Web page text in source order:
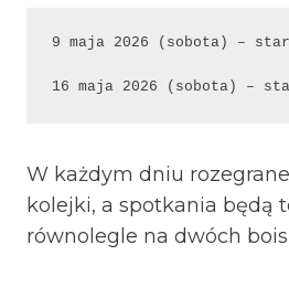
9 maja 2026 (sobota) –
16 maja 2026 (sobota) –
W każdym dniu
kolejki, a spotkania będą
równolegle na dwóch